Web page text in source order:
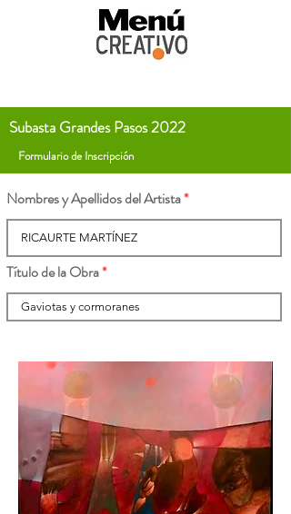
Subasta Grandes Pasos 2022
Formulario de Inscripción
Nombres y Apellidos del Artista
Título de la Obra